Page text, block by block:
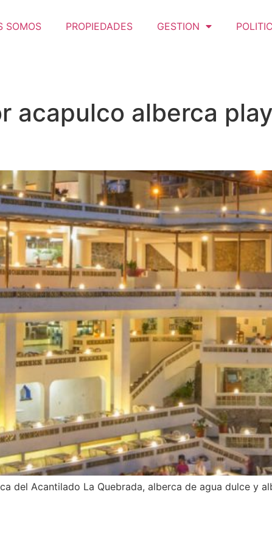
SOMOS PROPIEDADES GESTION
acapulco alberca
del Acantilado La Quebrada, alberca de agua dulce y